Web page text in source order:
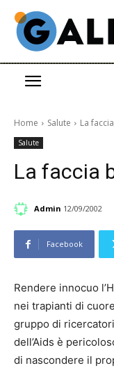
Home Salute La
Salute
La faccia
Admin 12/09/2002
Facebook
Rendere innocuo
nei trapianti di
gruppo di
dell’Aids è
di nascondere il